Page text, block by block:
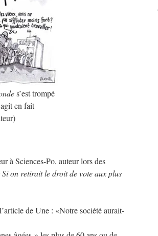
s’est trompé
en fait
à Sciences-Po, auteur lors des
Si on retirait le droit de vote aux plus
de Une : «Notre société aurait-